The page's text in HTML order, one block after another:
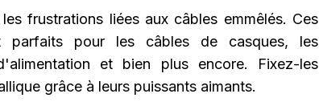
frustrations liées aux câbles emmêlés. Ces
parfaits pour les câbles de casques, les
et bien plus encore. Fixez-les
grâce à leurs puissants aimants.